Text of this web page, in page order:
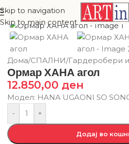
Skip to navigation
Skip to main content
Дома/СПАЛНИ/Гардеробери
Ормар ХАНА агол
12.850,00 ден
Модел: HANA UGAONI SO
-
+
Додај во